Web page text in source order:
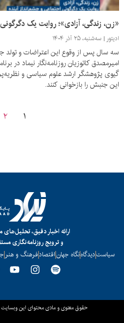
«زن، زندگی، آزادی»؛ روایت یک
ادیتور سه‌شنبه، ۲۵ آذر ۱۴۰۴
سه سال پس از وقوع این اعتراضات و تولد
امیرمصدق کاتوزیان روزنامه‌نگار نیماد در
گیوی پژوهشگر ارشد علوم سیاسی و
این جنبش را بازخوانی کنند.
۱ ۲
ارائه اخبار دقیق،
و ترویج روزنامه‌نگاری
سیاستدیدگاهنگاه جهاناقتصادفرهنگ و هنر
حقوق معنوی و مادی محتوای این وبسایت